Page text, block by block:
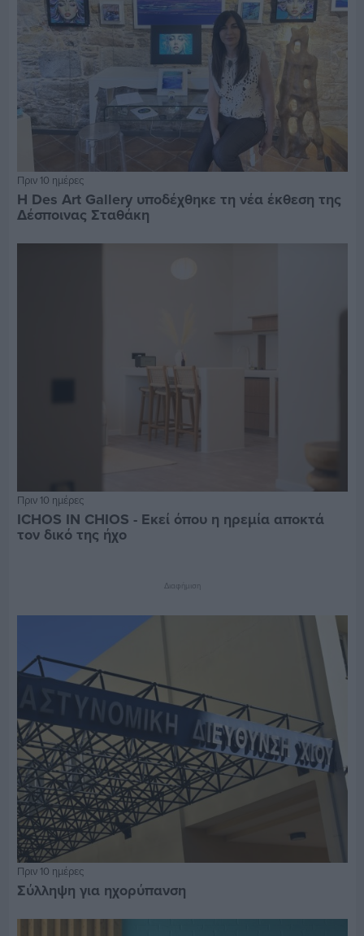
Πριν 10 ημέρες
Η Des Art Gallery υποδέχθηκε τη νέα έκθεση της
Δέσποινας Σταθάκη
Πριν 10 ημέρες
ICHOS IN CHIOS - Εκεί όπου η ηρεμία αποκτά
τον δικό της ήχο
Διαφήμιση
Πριν 10 ημέρες
Σύλληψη για ηχορύπανση